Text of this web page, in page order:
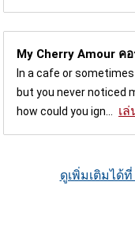
My Cherry Amour ค
In a cafe or
but you never noticed
how could you ign...
เ
ดูเพิ่มเติมได้